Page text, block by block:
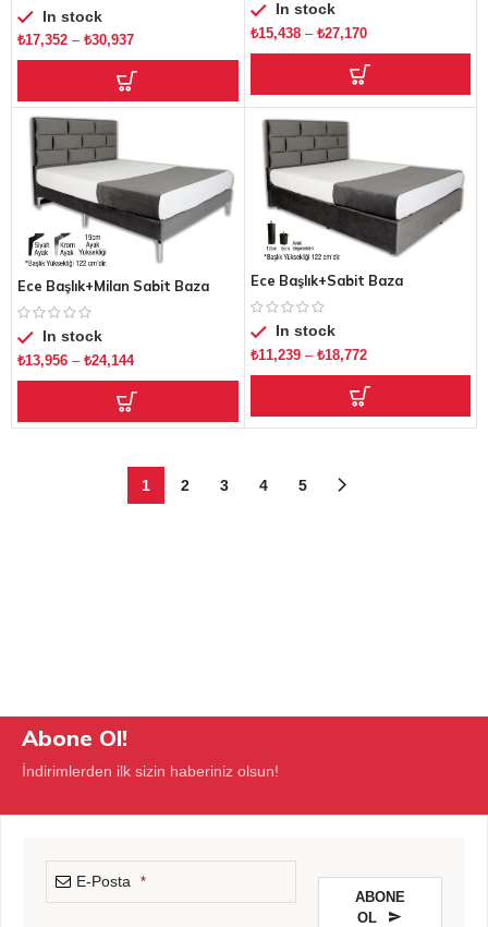
In stock
₺17,352 – ₺30,937
In stock
₺15,438– ₺27,170
Ece Başlık+Milan Sabit Baza
In stock
₺13,956 – ₺24,144
Ece Başlık+Sabit Baza
In stock
₺11,239– ₺18,772
1 2 3 4 5
Abone Ol!
İndirimlerden ilk sizin haberiniz olsun!
E-Posta *
ABONE
OL